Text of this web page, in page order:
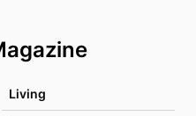
Living